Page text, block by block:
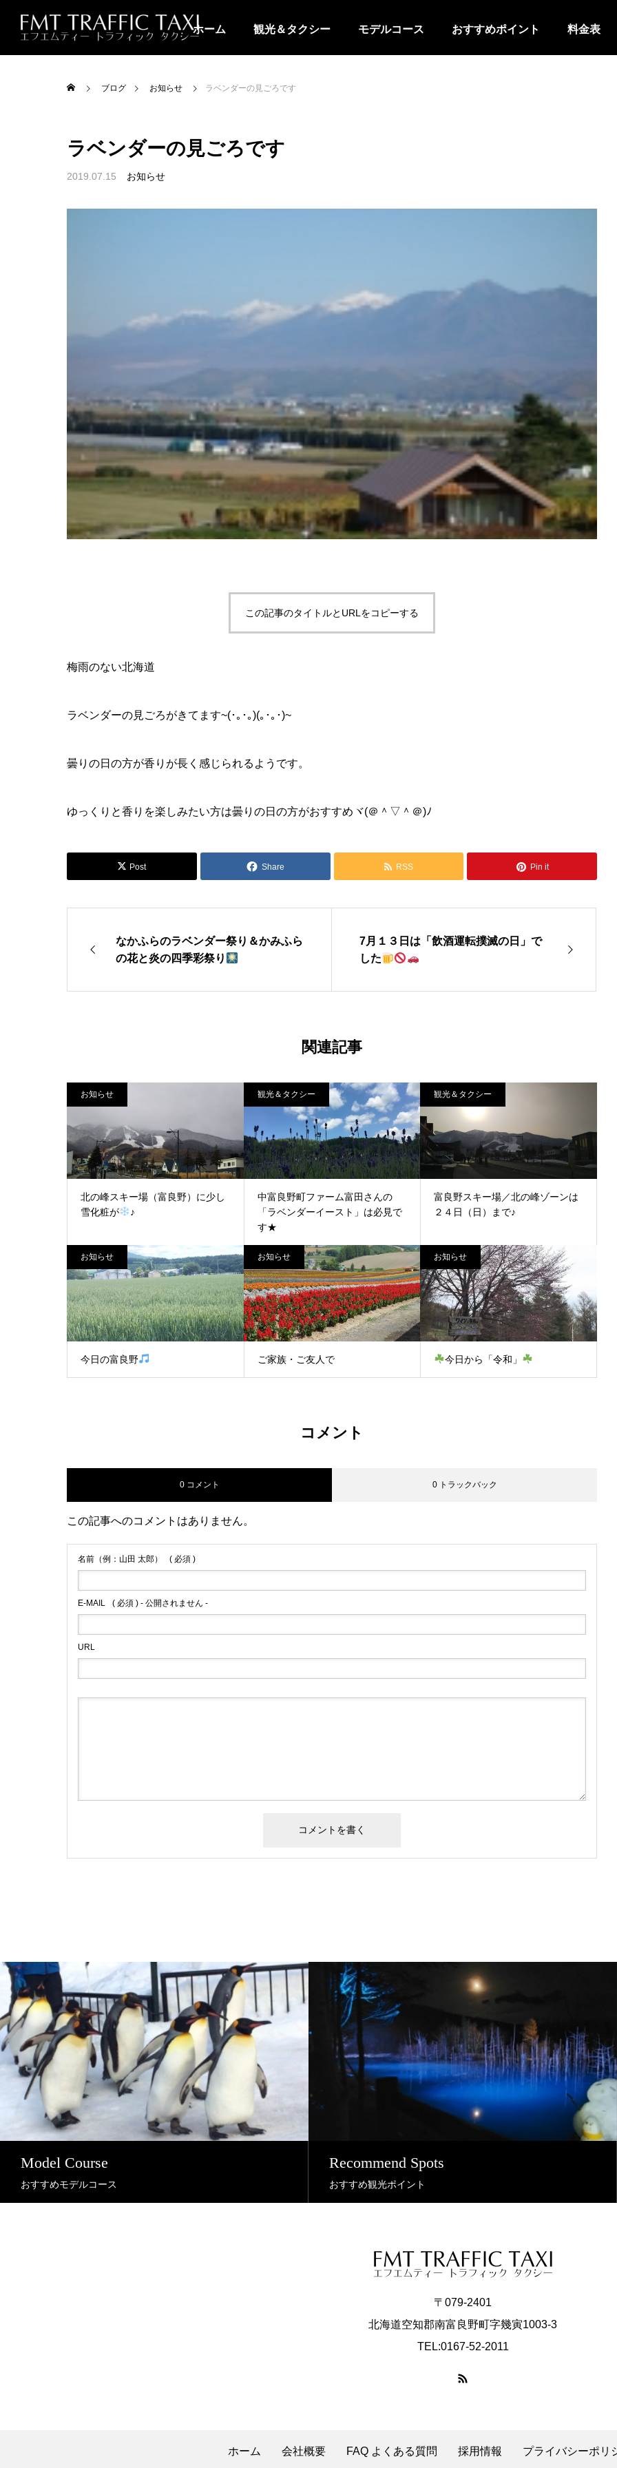
ホーム 観光＆タクシー モデルコース おすすめポイント 料金表
ブログ お知らせ ラベンダーの見ごろです
ラベンダーの見ごろです
2019.07.15 お知らせ
この記事のタイトルとURLをコピーする
梅雨のない北海道
ラベンダーの見ごろがきてます~(･｡･｡)(｡･｡･)~
曇りの日の方が香りが長く感じられるようです。
ゆっくりと香りを楽しみたい方は曇りの日の方がおすすめヾ(＠＾▽＾＠)ﾉ
Post Share RSS Pin it
なかふらのラベンダー祭り＆かみふら
の花と炎の四季彩祭り
7月１３日は「飲酒運転撲滅の日」で
した
関連記事
お知らせ
北の峰スキー場（富良野）に少し
雪化粧が
♪
観光＆タクシー
中富良野町ファーム富田さんの
「ラベンダーイースト」は必見で
す★
観光＆タクシー
富良野スキー場／北の峰ゾーンは
２４日（日）まで♪
お知らせ
今日の富良野
お知らせ
ご家族・ご友人で
お知らせ
今日から「令和」
コメント
0 コメント 0 トラックバック
この記事へのコメントはありません。
名前（例：山田 太郎） ( 必須 )
E-MAIL ( 必須 ) - 公開されません -
URL
Model Course
おすすめモデルコース
Recommend Spots
おすすめ観光ポイント
〒079-2401
北海道空知郡南富良野町字幾寅1003-3
TEL:0167-52-2011
ホーム 会社概要 FAQ よくある質問 採用情報 プライバシーポリ